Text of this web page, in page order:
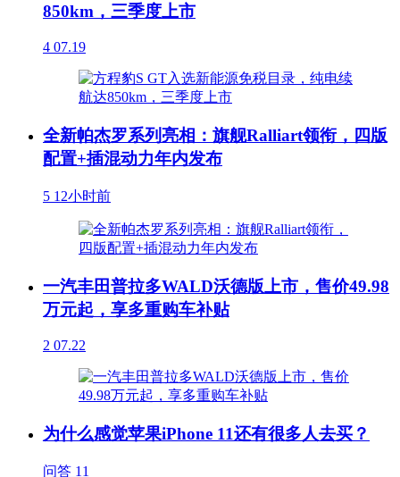
850km，三季度上市
4 07.19
全新帕杰罗系列亮相：旗舰Ralliart领衔，四版
配置+插混动力年内发布
5 12小时前
一汽丰田普拉多WALD沃德版上市，售价49.98
万元起，享多重购车补贴
2 07.22
为什么感觉苹果iPhone 11还有很多人去买？
问答 11